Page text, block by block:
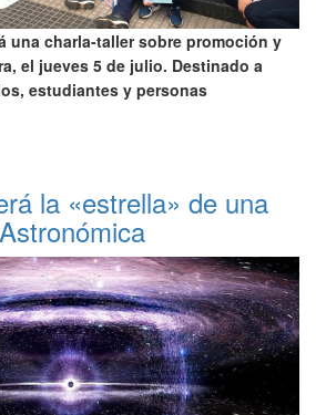
una charla-taller sobre promoción y
el jueves 5 de julio. Destinado a
estudiantes y personas
la «estrella» de una